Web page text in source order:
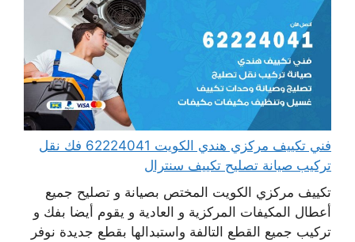
فني تكييف مركزي هندي الكويت 62224041 فك نقل
تركيب صيانة تصليح تكييف سنترال
تكييف مركزي الكويت المختص بصيانة و تصليح جميع
أعطال المكيفات المركزية و العادية و يقوم أيضا بفك و
تركيب جميع القطع التالفة واستبدالها بقطع جديدة نوفر